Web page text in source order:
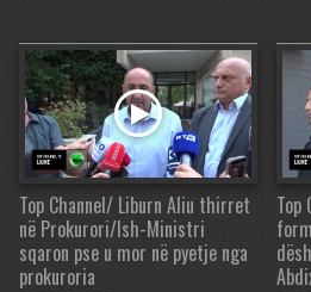
Top Channel/ Liburn Aliu thirret
në Prokurori/Ish-Ministri
sqaron pse u mor në pyetje nga
prokuroria
Top